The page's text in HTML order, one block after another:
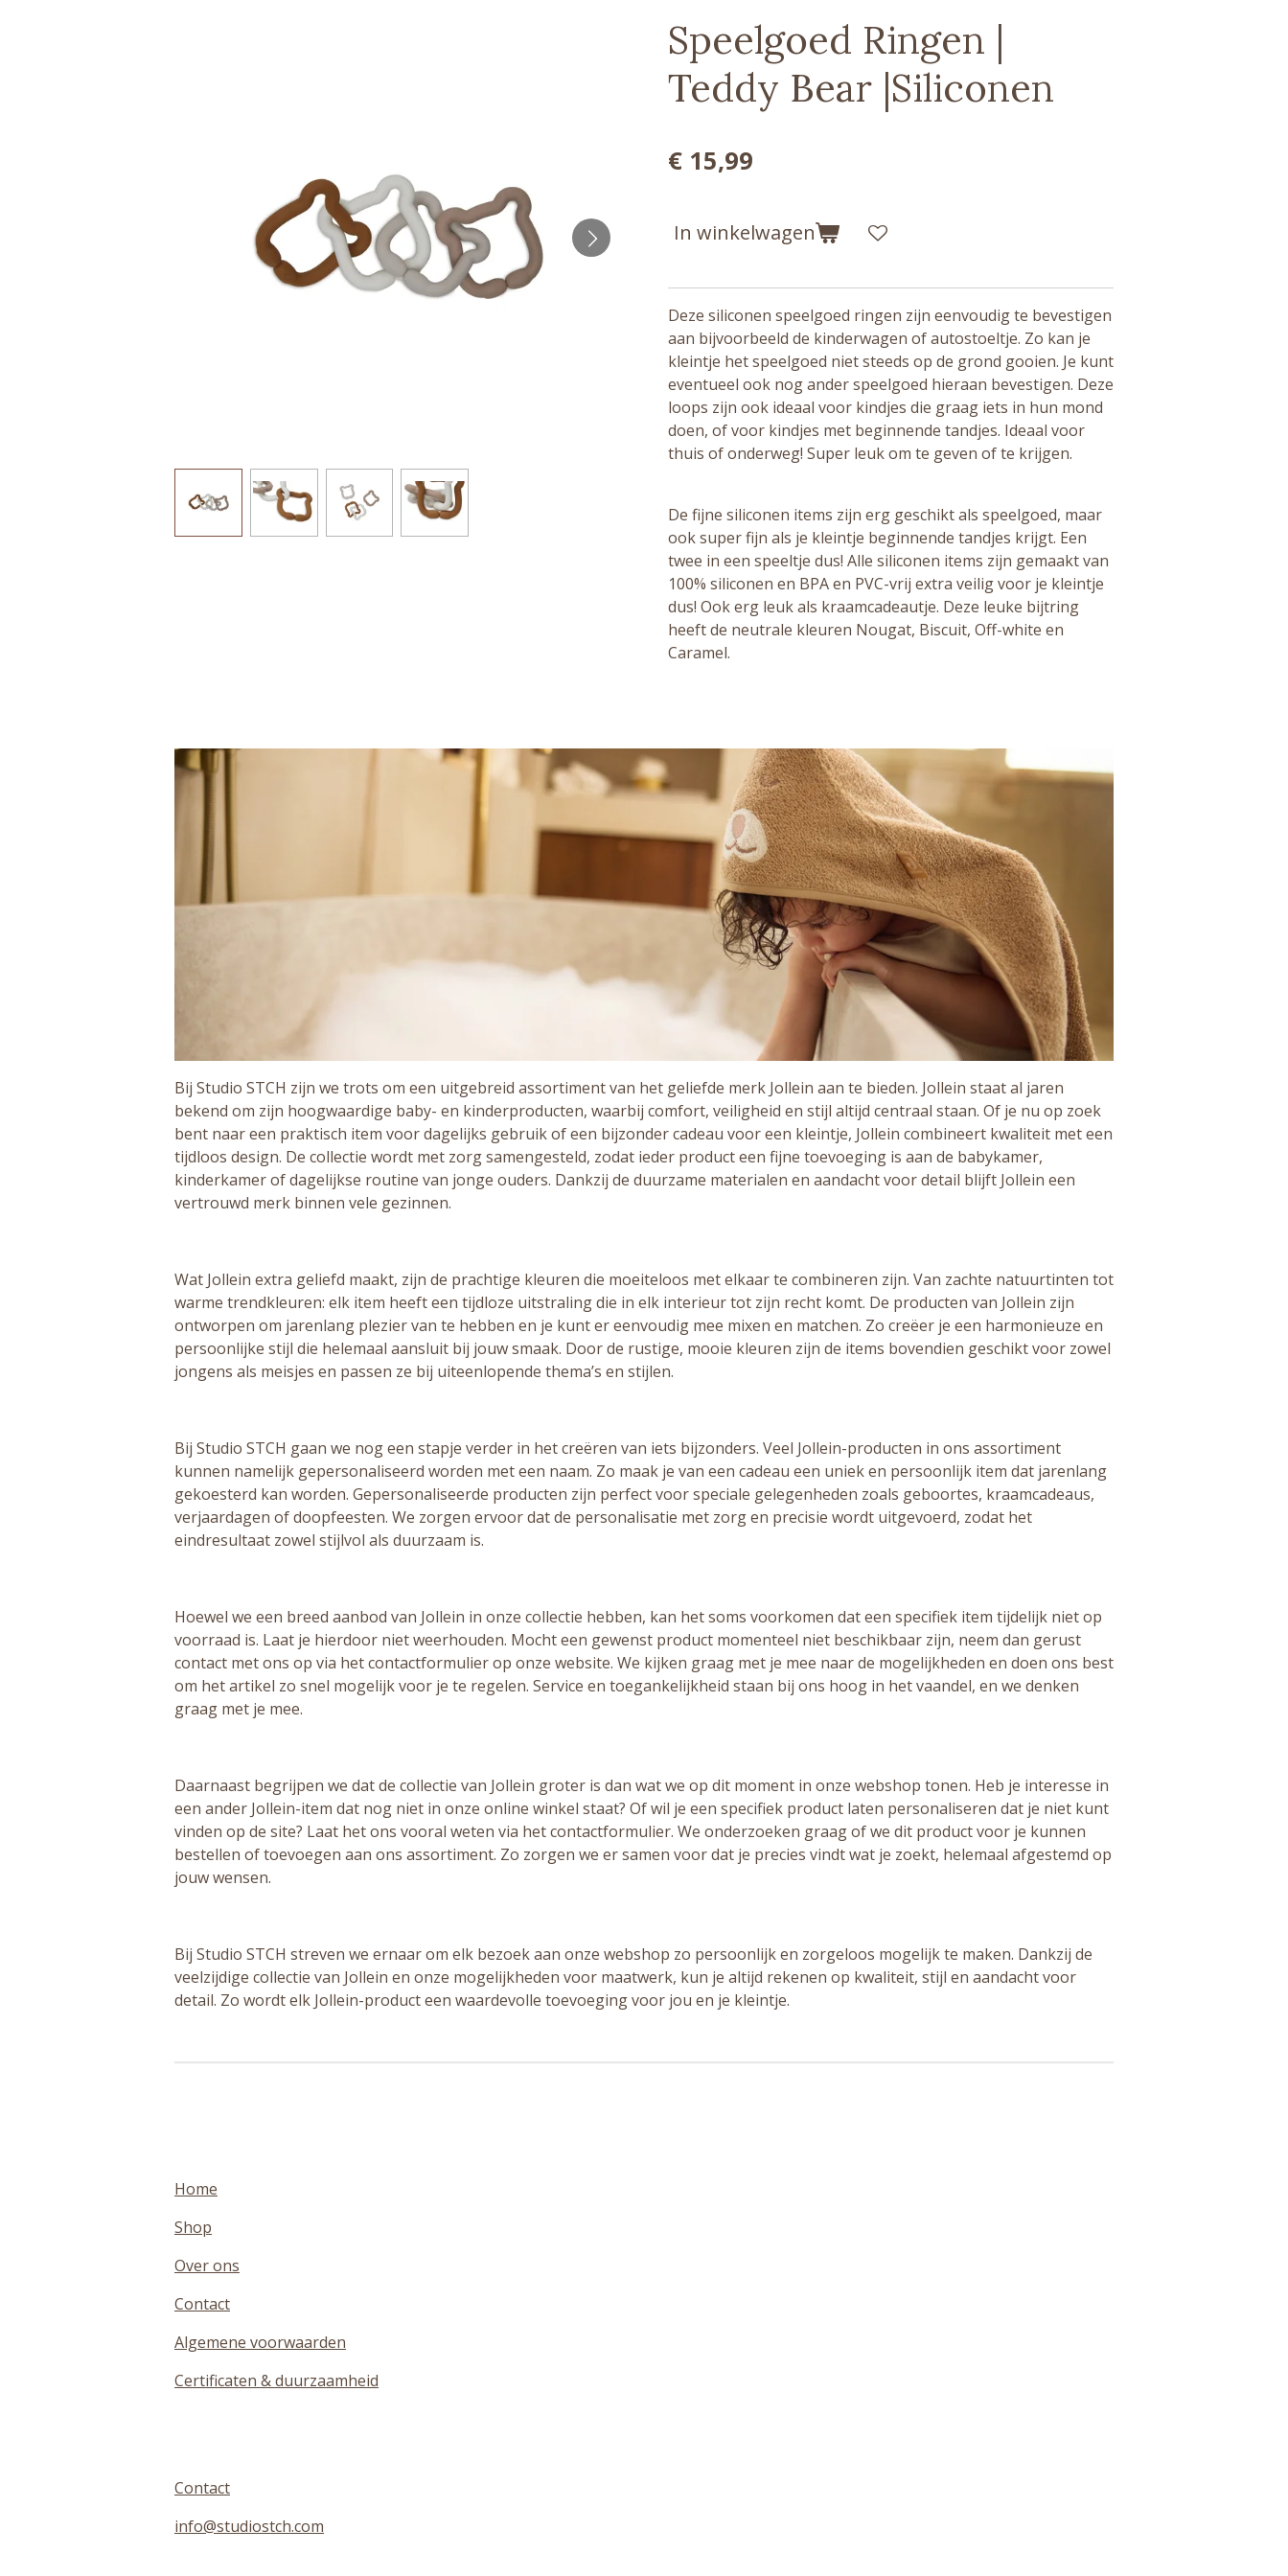
Speelgoed Ringen |
Teddy Bear |Siliconen
€ 15,99
In winkelwagen
Deze siliconen speelgoed ringen zijn eenvoudig te bevestigen
aan bijvoorbeeld de kinderwagen of autostoeltje. Zo kan je
kleintje het speelgoed niet steeds op de grond gooien. Je kunt
eventueel ook nog ander speelgoed hieraan bevestigen. Deze
loops zijn ook ideaal voor kindjes die graag iets in hun mond
doen, of voor kindjes met beginnende tandjes. Ideaal voor
thuis of onderweg! Super leuk om te geven of te krijgen.
De fijne siliconen items zijn erg geschikt als speelgoed, maar
ook super fijn als je kleintje beginnende tandjes krijgt. Een
twee in een speeltje dus! Alle siliconen items zijn gemaakt van
100% siliconen en BPA en PVC-vrij extra veilig voor je kleintje
dus! Ook erg leuk als kraamcadeautje. Deze leuke bijtring
heeft de neutrale kleuren Nougat, Biscuit, Off-white en
Caramel.
Bij Studio STCH zijn we trots om een uitgebreid assortiment van het geliefde merk Jollein aan te bieden. Jollein staat al jaren
bekend om zijn hoogwaardige baby- en kinderproducten, waarbij comfort, veiligheid en stijl altijd centraal staan. Of je nu op zoek
bent naar een praktisch item voor dagelijks gebruik of een bijzonder cadeau voor een kleintje, Jollein combineert kwaliteit met een
tijdloos design. De collectie wordt met zorg samengesteld, zodat ieder product een fijne toevoeging is aan de babykamer,
kinderkamer of dagelijkse routine van jonge ouders. Dankzij de duurzame materialen en aandacht voor detail blijft Jollein een
vertrouwd merk binnen vele gezinnen.
Wat Jollein extra geliefd maakt, zijn de prachtige kleuren die moeiteloos met elkaar te combineren zijn. Van zachte natuurtinten tot
warme trendkleuren: elk item heeft een tijdloze uitstraling die in elk interieur tot zijn recht komt. De producten van Jollein zijn
ontworpen om jarenlang plezier van te hebben en je kunt er eenvoudig mee mixen en matchen. Zo creëer je een harmonieuze en
persoonlijke stijl die helemaal aansluit bij jouw smaak. Door de rustige, mooie kleuren zijn de items bovendien geschikt voor zowel
jongens als meisjes en passen ze bij uiteenlopende thema’s en stijlen.
Bij Studio STCH gaan we nog een stapje verder in het creëren van iets bijzonders. Veel Jollein-producten in ons assortiment
kunnen namelijk gepersonaliseerd worden met een naam. Zo maak je van een cadeau een uniek en persoonlijk item dat jarenlang
gekoesterd kan worden. Gepersonaliseerde producten zijn perfect voor speciale gelegenheden zoals geboortes, kraamcadeaus,
verjaardagen of doopfeesten. We zorgen ervoor dat de personalisatie met zorg en precisie wordt uitgevoerd, zodat het
eindresultaat zowel stijlvol als duurzaam is.
Hoewel we een breed aanbod van Jollein in onze collectie hebben, kan het soms voorkomen dat een specifiek item tijdelijk niet op
voorraad is. Laat je hierdoor niet weerhouden. Mocht een gewenst product momenteel niet beschikbaar zijn, neem dan gerust
contact met ons op via het contactformulier op onze website. We kijken graag met je mee naar de mogelijkheden en doen ons best
om het artikel zo snel mogelijk voor je te regelen. Service en toegankelijkheid staan bij ons hoog in het vaandel, en we denken
graag met je mee.
Daarnaast begrijpen we dat de collectie van Jollein groter is dan wat we op dit moment in onze webshop tonen. Heb je interesse in
een ander Jollein-item dat nog niet in onze online winkel staat? Of wil je een specifiek product laten personaliseren dat je niet kunt
vinden op de site? Laat het ons vooral weten via het contactformulier. We onderzoeken graag of we dit product voor je kunnen
bestellen of toevoegen aan ons assortiment. Zo zorgen we er samen voor dat je precies vindt wat je zoekt, helemaal afgestemd op
jouw wensen.
Bij Studio STCH streven we ernaar om elk bezoek aan onze webshop zo persoonlijk en zorgeloos mogelijk te maken. Dankzij de
veelzijdige collectie van Jollein en onze mogelijkheden voor maatwerk, kun je altijd rekenen op kwaliteit, stijl en aandacht voor
detail. Zo wordt elk Jollein-product een waardevolle toevoeging voor jou en je kleintje.
Home
Shop
Over ons
Contact
Algemene voorwaarden
Certificaten & duurzaamheid
Contact
info@studiostch.com